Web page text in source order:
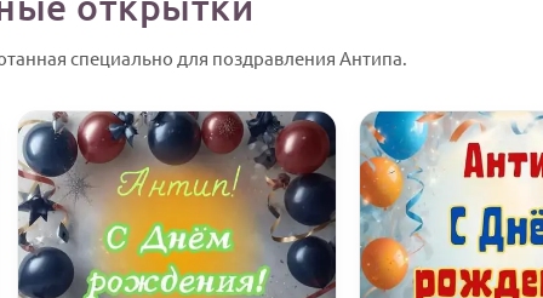
специально для поздравления Антипа.